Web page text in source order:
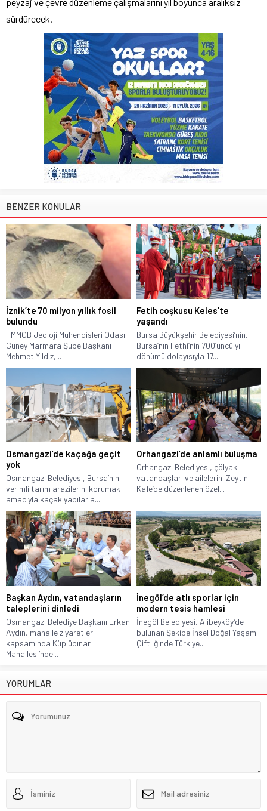
sürdürecek.
BENZER KONULAR
İznik’te 70 milyon yıllık fosil
bulundu
TMMOB Jeoloji Mühendisleri Odası
Güney Marmara Şube Başkanı
Mehmet Yıldız,...
Fetih coşkusu Keles’te
yaşandı
Bursa Büyükşehir Belediyesi’nin,
Bursa’nın Fethi’nin 700’üncü yıl
dönümü dolayısıyla 17...
Osmangazi’de kaçağa geçit
yok
Osmangazi Belediyesi, Bursa’nın
verimli tarım arazilerini korumak
amacıyla kaçak yapılarla...
Orhangazi’de anlamlı buluşma
Orhangazi Belediyesi, çölyaklı
vatandaşları ve ailelerini Zeytin
Kafe’de düzenlenen özel...
Başkan Aydın, vatandaşların
taleplerini dinledi
Osmangazi Belediye Başkanı Erkan
Aydın, mahalle ziyaretleri
kapsamında Küplüpınar
Mahallesi’nde...
İnegöl’de atlı sporlar için
modern tesis hamlesi
İnegöl Belediyesi, Alibeyköy’de
bulunan Şekibe İnsel Doğal Yaşam
Çiftliğinde Türkiye...
YORUMLAR